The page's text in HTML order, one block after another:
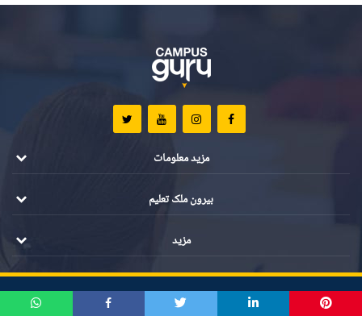
مزید معلومات
بیرون ملک تعلیم
مزید
تمام مواد کے جملہ حقوق محفوظ ہیں ©️ 2021 کیمپس گرو